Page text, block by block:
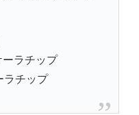
ーラチップ
ラチップ